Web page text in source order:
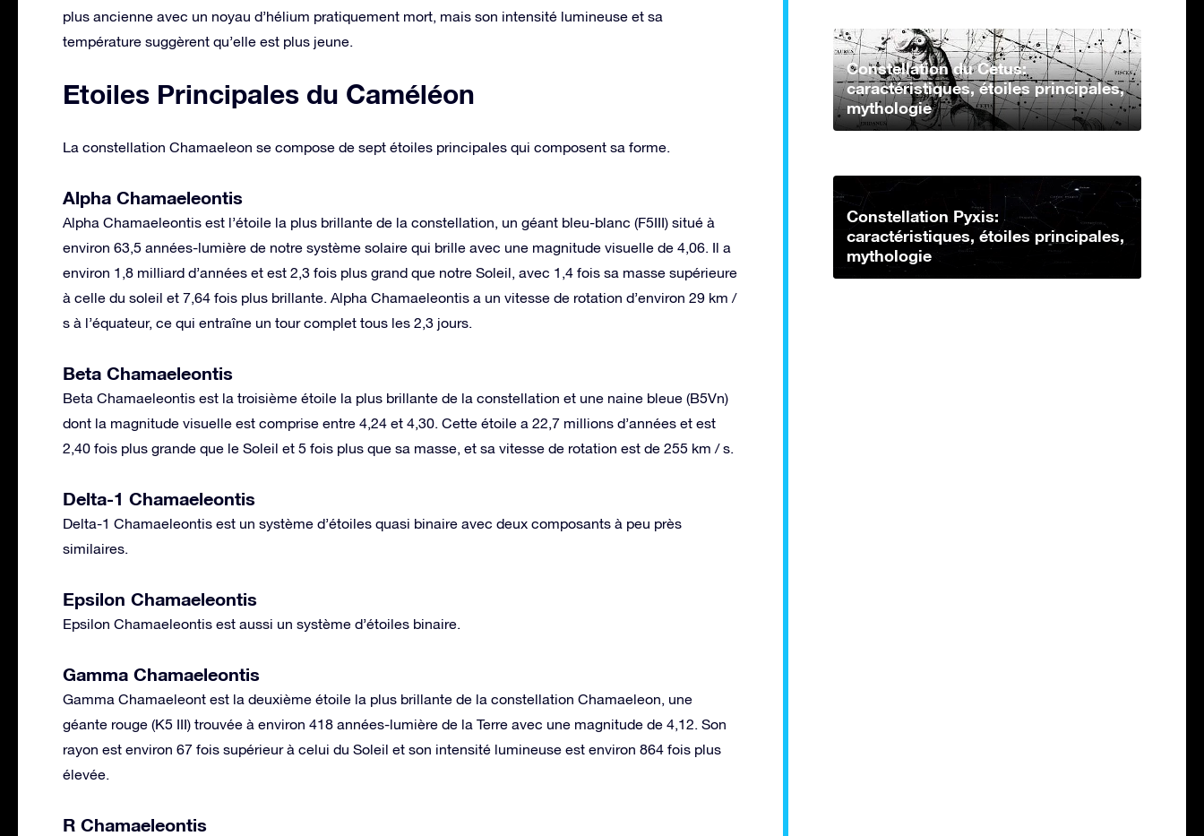
plus ancienne avec un noyau d’hélium pratiquement mort, mais son intensité lumineuse et sa
température suggèrent qu’elle est plus jeune.
Etoiles Principales du Caméléon
La constellation Chamaeleon se compose de sept étoiles principales qui composent sa forme.
Alpha Chamaeleontis
Alpha Chamaeleontis est l’étoile la plus brillante de la constellation, un géant bleu-blanc (F5III) situé à
environ 63,5 années-lumière de notre système solaire qui brille avec une magnitude visuelle de 4,06. Il a
environ 1,8 milliard d’années et est 2,3 fois plus grand que notre Soleil, avec 1,4 fois sa masse supérieure
à celle du soleil et 7,64 fois plus brillante. Alpha Chamaeleontis a un vitesse de rotation d’environ 29 km /
s à l’équateur, ce qui entraîne un tour complet tous les 2,3 jours.
Beta Chamaeleontis
Beta Chamaeleontis est la troisième étoile la plus brillante de la constellation et une naine bleue (B5Vn)
dont la magnitude visuelle est comprise entre 4,24 et 4,30. Cette étoile a 22,7 millions d’années et est
2,40 fois plus grande que le Soleil et 5 fois plus que sa masse, et sa vitesse de rotation est de 255 km / s.
Delta-1 Chamaeleontis
Delta-1 Chamaeleontis est un système d’étoiles quasi binaire avec deux composants à peu près
similaires.
Epsilon Chamaeleontis
Epsilon Chamaeleontis est aussi un système d’étoiles binaire.
Gamma Chamaeleontis
Gamma Chamaeleont est la deuxième étoile la plus brillante de la constellation Chamaeleon, une
géante rouge (K5 III) trouvée à environ 418 années-lumière de la Terre avec une magnitude de 4,12. Son
rayon est environ 67 fois supérieur à celui du Soleil et son intensité lumineuse est environ 864 fois plus
élevée.
R Chamaeleontis
Constellation du Cetus:
caractéristiques, étoiles principales,
mythologie
Constellation Pyxis:
caractéristiques, étoiles principales,
mythologie